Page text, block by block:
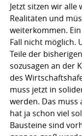
Jetzt sitzen wir
Realitäten und
weiterkommen.
Fall nicht möglich.
Teile der
sozusagen an der
des
muss jetzt in
werden. Das muss
hat ja schon viel
Bausteine sind